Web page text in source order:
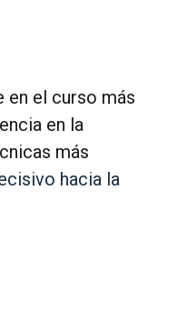
en el curso más
en la
más
hacia la